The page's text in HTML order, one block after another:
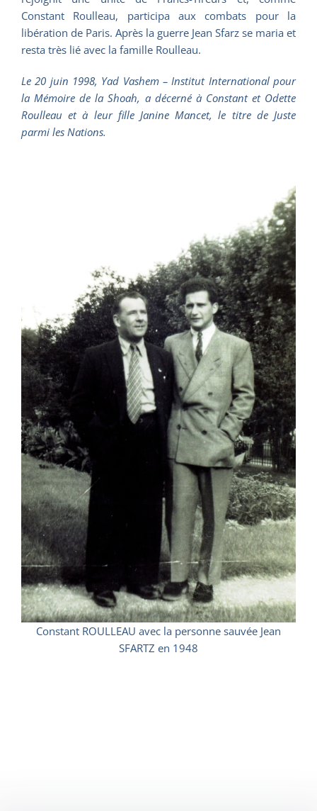
Constant Roulleau, participa aux combats pour la
libération de Paris. Après la guerre Jean Sfarz se maria et
resta très lié avec la famille Roulleau.
Le 20 juin 1998, Yad Vashem – Institut International pour
la Mémoire de la Shoah, a décerné à Constant et Odette
Roulleau et à leur fille Janine Mancet, le titre de Juste
parmi les Nations.
Constant ROULLEAU avec la personne sauvée Jean
SFARTZ en 1948